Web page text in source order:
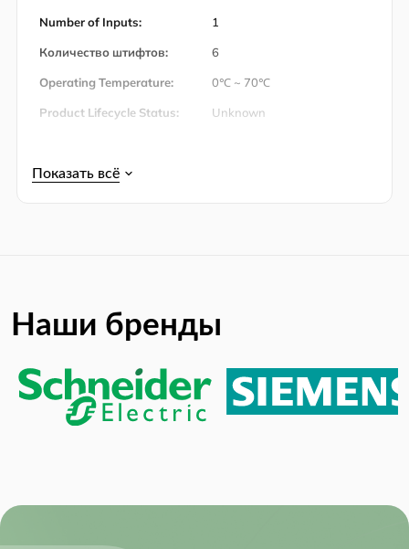
Number of Inputs: 1
Количество штифтов: 6
Operating Temperature: 0℃ ~ 70℃
Product Lifecycle Status: Unknown
Наши бренды